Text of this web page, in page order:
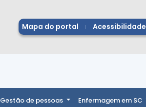
Mapa do portal Acessibilidade
Gestão de pessoas Enfermagem em SC